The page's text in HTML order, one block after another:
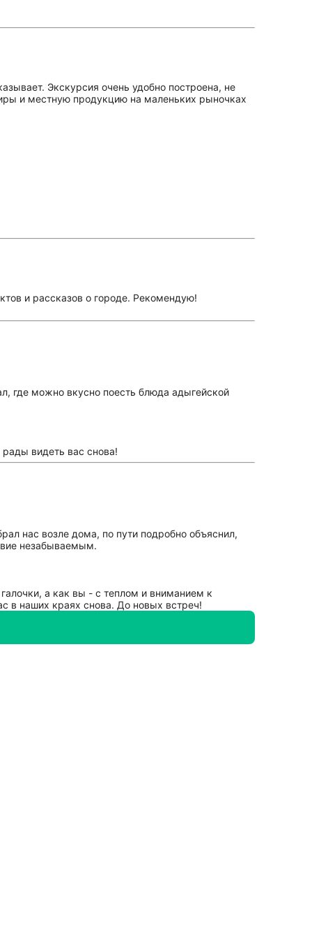
Экскурсия очень удобно построена, не
и местную продукцию на маленьких рыночках
и рассказов о городе. Рекомендую!
где можно вкусно поесть блюда адыгейской
видеть вас снова!
нас возле дома, по пути подробно объяснил,
незабываемым.
а как вы - с теплом и вниманием к
в наших краях снова. До новых встреч!